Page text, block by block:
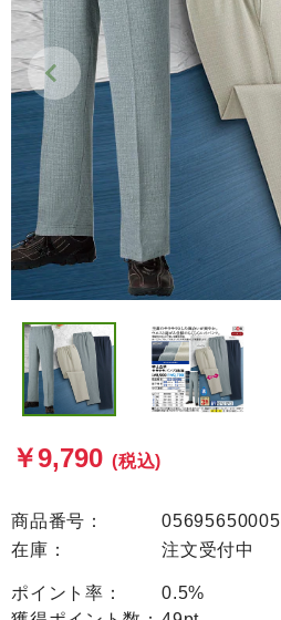
￥9,790 (税込)
商品番号：
05695650005
在庫：
注文受付中
ポイント率：
0.5%